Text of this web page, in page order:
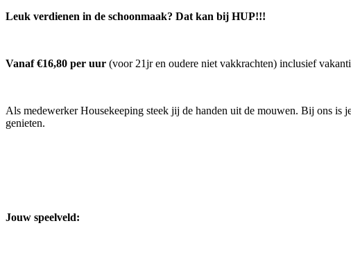
Leuk verdienen in de schoonmaak? Dat kan bij HUP!!!
Vanaf €16,80 per uur (voor 21jr en oudere niet vakkrachten) inclusief
Als medewerker Housekeeping steek jij de handen uit de mouwen. Bij ons is
genieten.
Jouw speelveld: